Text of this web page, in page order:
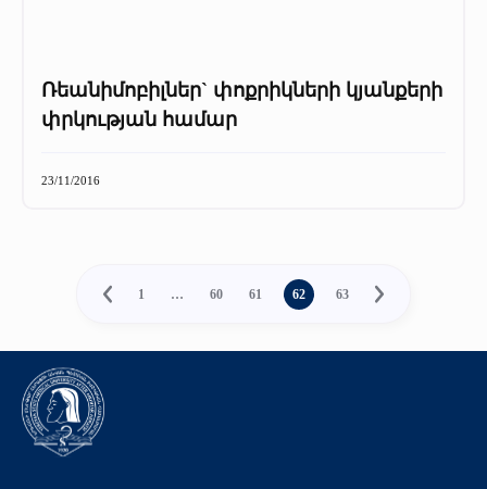
Ռեանիմոբիլներ` փոքրիկների կյանքերի
փրկության համար
23/11/2016
1 … 60 61 62 63